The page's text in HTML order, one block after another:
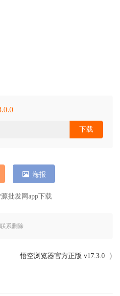
下载
海报
源批发网app下载
系删除
悟空浏览器官方正版 v17.3.0